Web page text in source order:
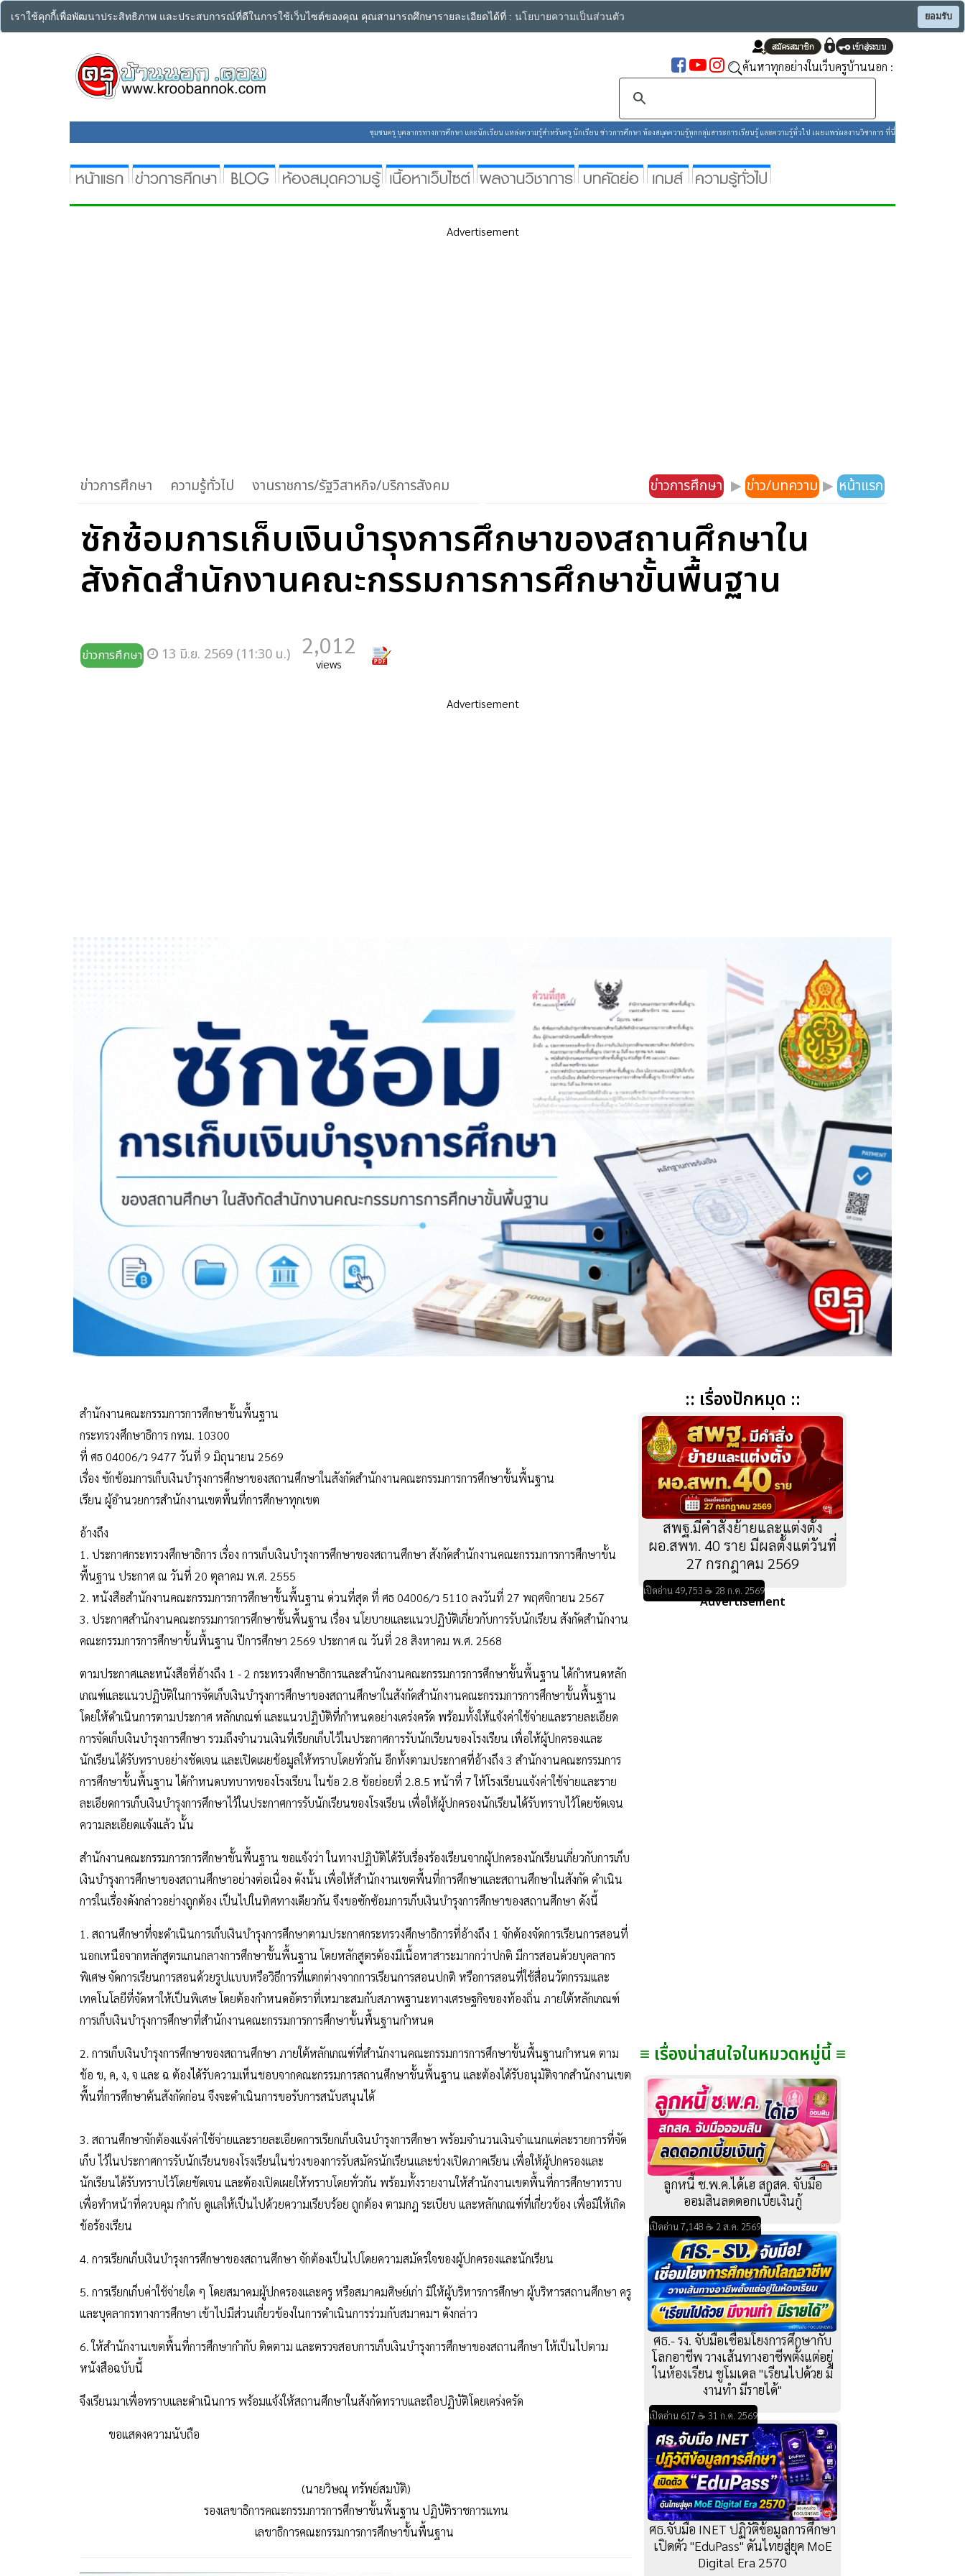
เราใช้คุกกี้เพื่อพัฒนาประสิทธิภาพ และประสบการณ์ที่ดีในการใช้เว็บไซต์ของคุณ คุณสามารถศึกษารายละเอียดได้ที่ : นโยบายความเป็นส่วนตัว ยอมรับ
ค้นหาทุกอย่างในเว็บครูบ้านนอก :
ชุมชนครู บุคลากรทางการศึกษา และนักเรียน แหล่งความรู้สำหรับครู นักเรียน ข่าวการศึกษา ห้องสมุดความรู้ทุกกลุ่มสาระการเรียนรู้ และความรู้ทั่วไป เผยแพร่ผลงานวิชาการ ที่นี่
Advertisement
ข่าวการศึกษา ความรู้ทั่วไป งานราชการ/รัฐวิสาหกิจ/บริการสังคม ข่าวการศึกษา ▶ ข่าว/บทความ ▶ หน้าแรก
ซักซ้อมการเก็บเงินบำรุงการศึกษาของสถานศึกษาใน
สังกัดสำนักงานคณะกรรมการการศึกษาขั้นพื้นฐาน
ข่าวการศึกษา 13 มิ.ย. 2569 (11:30 น.) 2,012
views
Advertisement
สำนักงานคณะกรรมการการศึกษาขั้นพื้นฐาน
กระทรวงศึกษาธิการ กทม. 10300
ที่ ศธ 04006/ว 9477 วันที่ 9 มิถุนายน 2569
เรื่อง ซักซ้อมการเก็บเงินบำรุงการศึกษาของสถานศึกษาในสังกัดสำนักงานคณะกรรมการการศึกษาขั้นพื้นฐาน
เรียน ผู้อำนวยการสำนักงานเขตพื้นที่การศึกษาทุกเขต
อ้างถึง
1. ประกาศกระทรวงศึกษาธิการ เรื่อง การเก็บเงินบำรุงการศึกษาของสถานศึกษา สังกัดสำนักงานคณะกรรมการการศึกษาขั้น
พื้นฐาน ประกาศ ณ วันที่ 20 ตุลาคม พ.ศ. 2555
2. หนังสือสำนักงานคณะกรรมการการศึกษาขั้นพื้นฐาน ด่วนที่สุด ที่ ศธ 04006/ว 5110 ลงวันที่ 27 พฤศจิกายน 2567
3. ประกาศสำนักงานคณะกรรมการการศึกษาขั้นพื้นฐาน เรื่อง นโยบายและแนวปฏิบัติเกี่ยวกับการรับนักเรียน สังกัดสำนักงาน
คณะกรรมการการศึกษาขั้นพื้นฐาน ปีการศึกษา 2569 ประกาศ ณ วันที่ 28 สิงหาคม พ.ศ. 2568
ตามประกาศและหนังสือที่อ้างถึง 1 - 2 กระทรวงศึกษาธิการและสำนักงานคณะกรรมการการศึกษาขั้นพื้นฐาน ได้กำหนดหลัก
เกณฑ์และแนวปฏิบัติในการจัดเก็บเงินบำรุงการศึกษาของสถานศึกษาในสังกัดสำนักงานคณะกรรมการการศึกษาขั้นพื้นฐาน
โดยให้ดำเนินการตามประกาศ หลักเกณฑ์ และแนวปฏิบัติที่กำหนดอย่างเคร่งครัด พร้อมทั้งให้แจ้งค่าใช้จ่ายและรายละเอียด
การจัดเก็บเงินบำรุงการศึกษา รวมถึงจำนวนเงินที่เรียกเก็บไว้ในประกาศการรับนักเรียนของโรงเรียน เพื่อให้ผู้ปกครองและ
นักเรียนได้รับทราบอย่างชัดเจน และเปิดเผยข้อมูลให้ทราบโดยทั่วกัน อีกทั้งตามประกาศที่อ้างถึง 3 สำนักงานคณะกรรมการ
การศึกษาขั้นพื้นฐาน ได้กำหนดบทบาทของโรงเรียน ในข้อ 2.8 ข้อย่อยที่ 2.8.5 หน้าที่ 7 ให้โรงเรียนแจ้งค่าใช้จ่ายและราย
ละเอียดการเก็บเงินบำรุงการศึกษาไว้ในประกาศการรับนักเรียนของโรงเรียน เพื่อให้ผู้ปกครองนักเรียนได้รับทราบไว้โดยชัดเจน
ความละเอียดแจ้งแล้ว นั้น
สำนักงานคณะกรรมการการศึกษาขั้นพื้นฐาน ขอแจ้งว่า ในทางปฏิบัติได้รับเรื่องร้องเรียนจากผู้ปกครองนักเรียนเกี่ยวกับการเก็บ
เงินบำรุงการศึกษาของสถานศึกษาอย่างต่อเนื่อง ดังนั้น เพื่อให้สำนักงานเขตพื้นที่การศึกษาและสถานศึกษาในสังกัด ดำเนิน
การในเรื่องดังกล่าวอย่างถูกต้อง เป็นไปในทิศทางเดียวกัน จึงขอซักซ้อมการเก็บเงินบำรุงการศึกษาของสถานศึกษา ดังนี้
1. สถานศึกษาที่จะดำเนินการเก็บเงินบำรุงการศึกษาตามประกาศกระทรวงศึกษาธิการที่อ้างถึง 1 จักต้องจัดการเรียนการสอนที่
นอกเหนือจากหลักสูตรแกนกลางการศึกษาขั้นพื้นฐาน โดยหลักสูตรต้องมีเนื้อหาสาระมากกว่าปกติ มีการสอนด้วยบุคลากร
พิเศษ จัดการเรียนการสอนด้วยรูปแบบหรือวิธีการที่แตกต่างจากการเรียนการสอนปกติ หรือการสอนที่ใช้สื่อนวัตกรรมและ
เทคโนโลยีที่จัดหาให้เป็นพิเศษ โดยต้องกำหนดอัตราที่เหมาะสมกับสภาพฐานะทางเศรษฐกิจของท้องถิ่น ภายใต้หลักเกณฑ์
การเก็บเงินบำรุงการศึกษาที่สำนักงานคณะกรรมการการศึกษาขั้นพื้นฐานกำหนด
2. การเก็บเงินบำรุงการศึกษาของสถานศึกษา ภายใต้หลักเกณฑ์ที่สำนักงานคณะกรรมการการศึกษาขั้นพื้นฐานกำหนด ตาม
ข้อ ข, ค, ง, จ และ ฉ ต้องได้รับความเห็นชอบจากคณะกรรมการสถานศึกษาขั้นพื้นฐาน และต้องได้รับอนุมัติจากสำนักงานเขต
พื้นที่การศึกษาต้นสังกัดก่อน จึงจะดำเนินการขอรับการสนับสนุนได้
3. สถานศึกษาจักต้องแจ้งค่าใช้จ่ายและรายละเอียดการเรียกเก็บเงินบำรุงการศึกษา พร้อมจำนวนเงินจำแนกแต่ละรายการที่จัด
เก็บ ไว้ในประกาศการรับนักเรียนของโรงเรียนในช่วงของการรับสมัครนักเรียนและช่วงเปิดภาคเรียน เพื่อให้ผู้ปกครองและ
นักเรียนได้รับทราบไว้โดยชัดเจน และต้องเปิดเผยให้ทราบโดยทั่วกัน พร้อมทั้งรายงานให้สำนักงานเขตพื้นที่การศึกษาทราบ
เพื่อทำหน้าที่ควบคุม กำกับ ดูแลให้เป็นไปด้วยความเรียบร้อย ถูกต้อง ตามกฎ ระเบียบ และหลักเกณฑ์ที่เกี่ยวข้อง เพื่อมิให้เกิด
ข้อร้องเรียน
4. การเรียกเก็บเงินบำรุงการศึกษาของสถานศึกษา จักต้องเป็นไปโดยความสมัครใจของผู้ปกครองและนักเรียน
5. การเรียกเก็บค่าใช้จ่ายใด ๆ โดยสมาคมผู้ปกครองและครู หรือสมาคมศิษย์เก่า มิให้ผู้บริหารการศึกษา ผู้บริหารสถานศึกษา ครู
และบุคลากรทางการศึกษา เข้าไปมีส่วนเกี่ยวข้องในการดำเนินการร่วมกับสมาคมฯ ดังกล่าว
6. ให้สำนักงานเขตพื้นที่การศึกษากำกับ ติดตาม และตรวจสอบการเก็บเงินบำรุงการศึกษาของสถานศึกษา ให้เป็นไปตาม
หนังสือฉบับนี้
จึงเรียนมาเพื่อทราบและดำเนินการ พร้อมแจ้งให้สถานศึกษาในสังกัดทราบและถือปฏิบัติโดยเคร่งครัด
ขอแสดงความนับถือ
(นายวิษณุ ทรัพย์สมบัติ)
รองเลขาธิการคณะกรรมการการศึกษาขั้นพื้นฐาน ปฏิบัติราชการแทน
เลขาธิการคณะกรรมการการศึกษาขั้นพื้นฐาน
:: เรื่องปักหมุด ::
สพฐ.มีคำสั่งย้ายและแต่งตั้ง
ผอ.สพท. 40 ราย มีผลตั้งแต่วันที่
27 กรกฎาคม 2569
เปิดอ่าน 49,753 ☕ 28 ก.ค. 2569
Advertisement
≡ เรื่องน่าสนใจในหมวดหมู่นี้ ≡
ลูกหนี้ ช.พ.ค.ได้เฮ สกสค. จับมือ
ออมสินลดดอกเบี้ยเงินกู้
เปิดอ่าน 7,148 ☕ 2 ส.ค. 2569
ศธ.- รง. จับมือเชื่อมโยงการศึกษากับ
โลกอาชีพ วางเส้นทางอาชีพตั้งแต่อยู่
ในห้องเรียน ชูโมเดล "เรียนไปด้วย มี
งานทำ มีรายได้"
เปิดอ่าน 617 ☕ 31 ก.ค. 2569
ศธ.จับมือ INET ปฏิวัติข้อมูลการศึกษา
เปิดตัว "EduPass" ดันไทยสู่ยุค MoE
Digital Era 2570